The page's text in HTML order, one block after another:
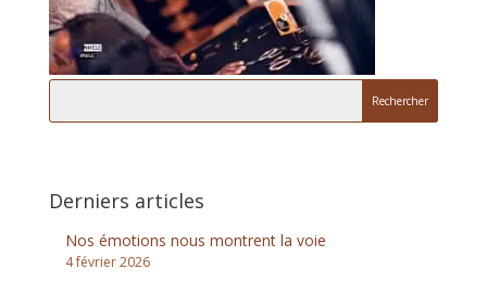
Derniers articles
Nos émotions nous montrent la voie
4 février 2026